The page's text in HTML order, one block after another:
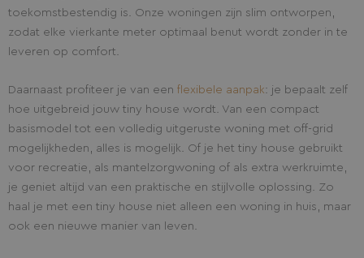
toekomstbestendig is. Onze woningen zijn slim ontworpen,
zodat elke vierkante meter optimaal benut wordt zonder in te
leveren op comfort.
Daarnaast profiteer je van een flexibele aanpak: je bepaalt zelf
hoe uitgebreid jouw tiny house wordt. Van een compact
basismodel tot een volledig uitgeruste woning met off-grid
mogelijkheden, alles is mogelijk. Of je het tiny house gebruikt
voor recreatie, als mantelzorgwoning of als extra werkruimte,
je geniet altijd van een praktische en stijlvolle oplossing. Zo
haal je met een tiny house niet alleen een woning in huis, maar
ook een nieuwe manier van leven.